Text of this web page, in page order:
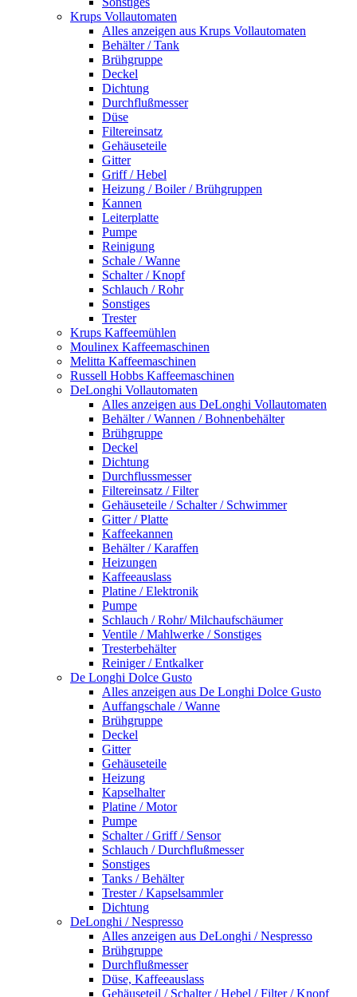
Krups Vollautomaten
Alles anzeigen aus Krups Vollautomaten
Behälter / Tank
Brühgruppe
Deckel
Dichtung
Durchflußmesser
Düse
Filtereinsatz
Gehäuseteile
Gitter
Griff / Hebel
Heizung / Boiler / Brühgruppen
Kannen
Leiterplatte
Pumpe
Reinigung
Schale / Wanne
Schalter / Knopf
Schlauch / Rohr
Sonstiges
Trester
Krups Kaffeemühlen
Moulinex Kaffeemaschinen
Melitta Kaffeemaschinen
Russell Hobbs Kaffeemaschinen
DeLonghi Vollautomaten
Alles anzeigen aus DeLonghi Vollautomaten
Behälter / Wannen / Bohnenbehälter
Brühgruppe
Deckel
Dichtung
Durchflussmesser
Filtereinsatz / Filter
Gehäuseteile / Schalter / Schwimmer
Gitter / Platte
Kaffeekannen
Behälter / Karaffen
Heizungen
Kaffeeauslass
Platine / Elektronik
Pumpe
Schlauch / Rohr/ Milchaufschäumer
Ventile / Mahlwerke / Sonstiges
Tresterbehälter
Reiniger / Entkalker
De Longhi Dolce Gusto
Alles anzeigen aus De Longhi Dolce Gusto
Auffangschale / Wanne
Brühgruppe
Deckel
Gitter
Gehäuseteile
Heizung
Kapselhalter
Platine / Motor
Pumpe
Schalter / Griff / Sensor
Schlauch / Durchflußmesser
Sonstiges
Tanks / Behälter
Trester / Kapselsammler
Dichtung
DeLonghi / Nespresso
Alles anzeigen aus DeLonghi / Nespresso
Brühgruppe
Durchflußmesser
Düse, Kaffeeauslass
Gehäuseteil / Schalter / Hebel / Filter / Knopf